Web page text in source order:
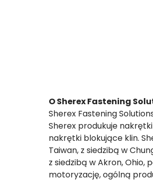
O Sherex Fastening
Sherex Fastening
Sherex produkuje
nakrętki blokujące klin.
Taiwan, z siedzibą w
z siedzibą w Akron, Ohio,
motoryzację, ogólną